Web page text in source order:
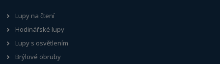
Lupy na čtení
Hodinářské lupy
Lupy s osvětlením
Brýlové obruby